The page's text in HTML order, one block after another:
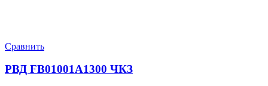
Сравнить
РВД FB01001A1300 ЧКЗ